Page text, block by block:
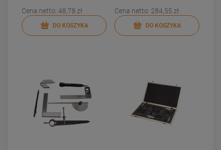
Cena netto: 48,78 zł
DO KOSZYKA
Cena netto: 284,55 zł
DO KOSZYKA